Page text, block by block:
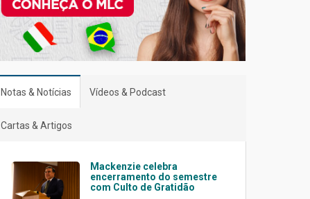
Notas & Notícias Vídeos & Podcast
Cartas & Artigos
Mackenzie celebra
encerramento do semestre
com Culto de Gratidão